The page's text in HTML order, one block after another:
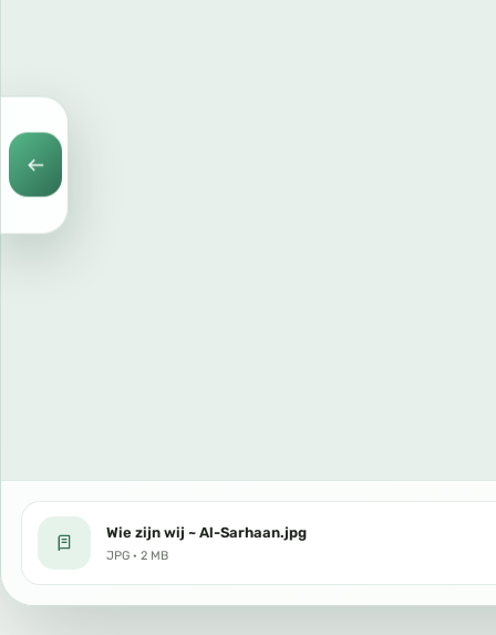
Wie zijn wij ~ Al-Sarhaan.jpg
JPG · 2 MB